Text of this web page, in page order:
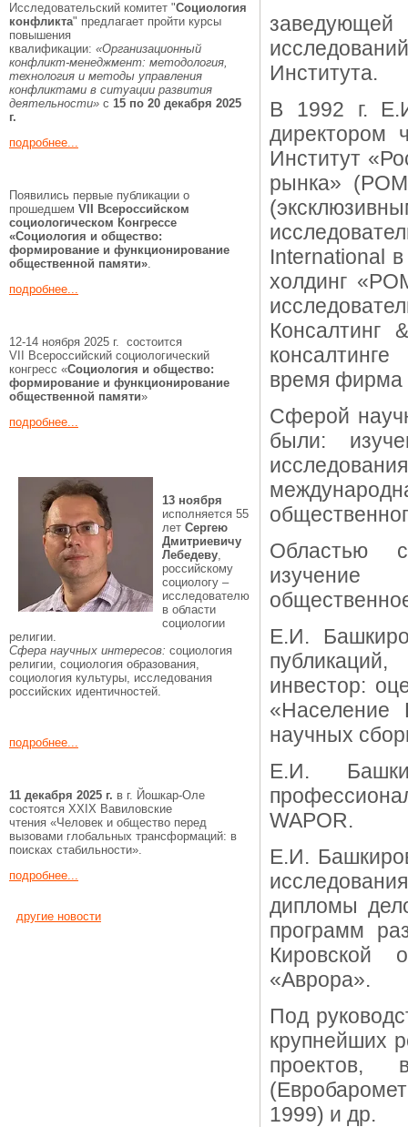
Исследовательский комитет "Социология
конфликта" предлагает пройти курсы
повышения
квалификации: «Организационный
конфликт-менеджмент: методология,
технология и методы управления
конфликтами в ситуации развития
деятельности» с 15 по 20 декабря 2025
г.
подробнее...
Появились первые публикации о
прошедшем VII Всероссийском
социологическом Конгрессе
«Социология и общество:
формирование и функционирование
общественной памяти».
подробнее...
12-14 ноября 2025 г. состоится
VII Всероссийский социологический
конгресс «Социология и общество:
формирование и функционирование
общественной памяти»
подробнее...
13 ноября
исполняется 55
лет Сергею
Дмитриевичу
Лебедеву,
российскому
социологу –
исследователю
в области
социологии
религии.
Сфера научных интересов: социология
религии, социология образования,
социология культуры, исследования
российских идентичностей.
подробнее...
11 декабря 2025 г. в г. Йошкар-Оле
состоятся XXIX Вавиловские
чтения «Человек и общество перед
вызовами глобальных трансформаций: в
поисках стабильности».
подробнее...
другие новости
Института.
В 1992 г.
директором
Институт
рынка»
International
холдинг
Консалтинг
время фирма
Сферой
были:
Областью
изучение
Е.И.
инвестор:
научных
Е.И.
WAPOR.
Е.И.
дипломы
программ
Кировской
«Аврора».
Под
крупнейших
проектов,
1999) и др.